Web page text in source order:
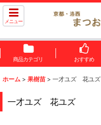
メニュー
商品カテゴリ おすすめ
ホーム > 果樹苗 > 一才ユズ 花ユズ
一才ユズ 花ユズ